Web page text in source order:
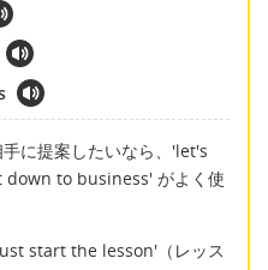
手に提案したいなら、'let's
to business' がよく使
start the lesson'（レッス